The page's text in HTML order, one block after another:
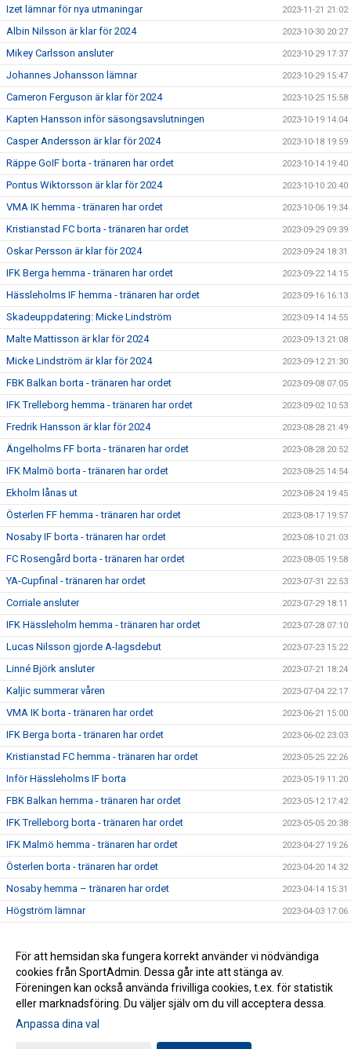
Izet lämnar för nya utmaningar 2023-11-21 21:02
Albin Nilsson är klar för 2024 2023-10-30 20:27
Mikey Carlsson ansluter 2023-10-29 17:37
Johannes Johansson lämnar 2023-10-29 15:47
Cameron Ferguson är klar för 2024 2023-10-25 15:58
Kapten Hansson inför säsongsavslutningen 2023-10-19 14:04
Casper Andersson är klar för 2024 2023-10-18 19:59
Räppe GoIF borta - tränaren har ordet 2023-10-14 19:40
Pontus Wiktorsson är klar för 2024 2023-10-10 20:40
VMA IK hemma - tränaren har ordet 2023-10-06 19:34
Kristianstad FC borta - tränaren har ordet 2023-09-29 09:39
Oskar Persson är klar för 2024 2023-09-24 18:31
IFK Berga hemma - tränaren har ordet 2023-09-22 14:15
Hässleholms IF hemma - tränaren har ordet 2023-09-16 16:13
Skadeuppdatering: Micke Lindström 2023-09-14 14:55
Malte Mattisson är klar för 2024 2023-09-13 21:08
Micke Lindström är klar för 2024 2023-09-12 21:30
FBK Balkan borta - tränaren har ordet 2023-09-08 07:05
IFK Trelleborg hemma - tränaren har ordet 2023-09-02 10:53
Fredrik Hansson är klar för 2024 2023-08-28 21:49
Ängelholms FF borta - tränaren har ordet 2023-08-28 20:52
IFK Malmö borta - tränaren har ordet 2023-08-25 14:54
Ekholm lånas ut 2023-08-24 19:45
Österlen FF hemma - tränaren har ordet 2023-08-17 19:57
Nosaby IF borta - tränaren har ordet 2023-08-10 21:03
FC Rosengård borta - tränaren har ordet 2023-08-05 19:58
YA-Cupfinal - tränaren har ordet 2023-07-31 22:53
Corriale ansluter 2023-07-29 18:11
IFK Hässleholm hemma - tränaren har ordet 2023-07-28 07:10
Lucas Nilsson gjorde A-lagsdebut 2023-07-23 15:22
Linné Björk ansluter 2023-07-21 18:24
Kaljic summerar våren 2023-07-04 22:17
VMA IK borta - tränaren har ordet 2023-06-21 15:00
IFK Berga borta - tränaren har ordet 2023-06-02 23:03
Kristianstad FC hemma - tränaren har ordet 2023-05-25 22:26
Inför Hässleholms IF borta 2023-05-19 11:20
FBK Balkan hemma - tränaren har ordet 2023-05-12 17:42
IFK Trelleborg borta - tränaren har ordet 2023-05-05 20:38
IFK Malmö hemma - tränaren har ordet 2023-04-27 19:26
Österlen borta - tränaren har ordet 2023-04-20 14:32
Nosaby hemma – tränaren har ordet 2023-04-14 15:31
Högström lämnar 2023-04-03 17:06
2021-09-13 20:58
2021-09-09 16:37
Gå till Webbversion
För att hemsidan ska fungera korrekt använder vi nödvändiga
cookies från SportAdmin. Dessa går inte att stänga av.
Föreningen kan också använda frivilliga cookies, t.ex. för statistik
eller marknadsföring. Du väljer själv om du vill acceptera dessa.
Anpassa dina val